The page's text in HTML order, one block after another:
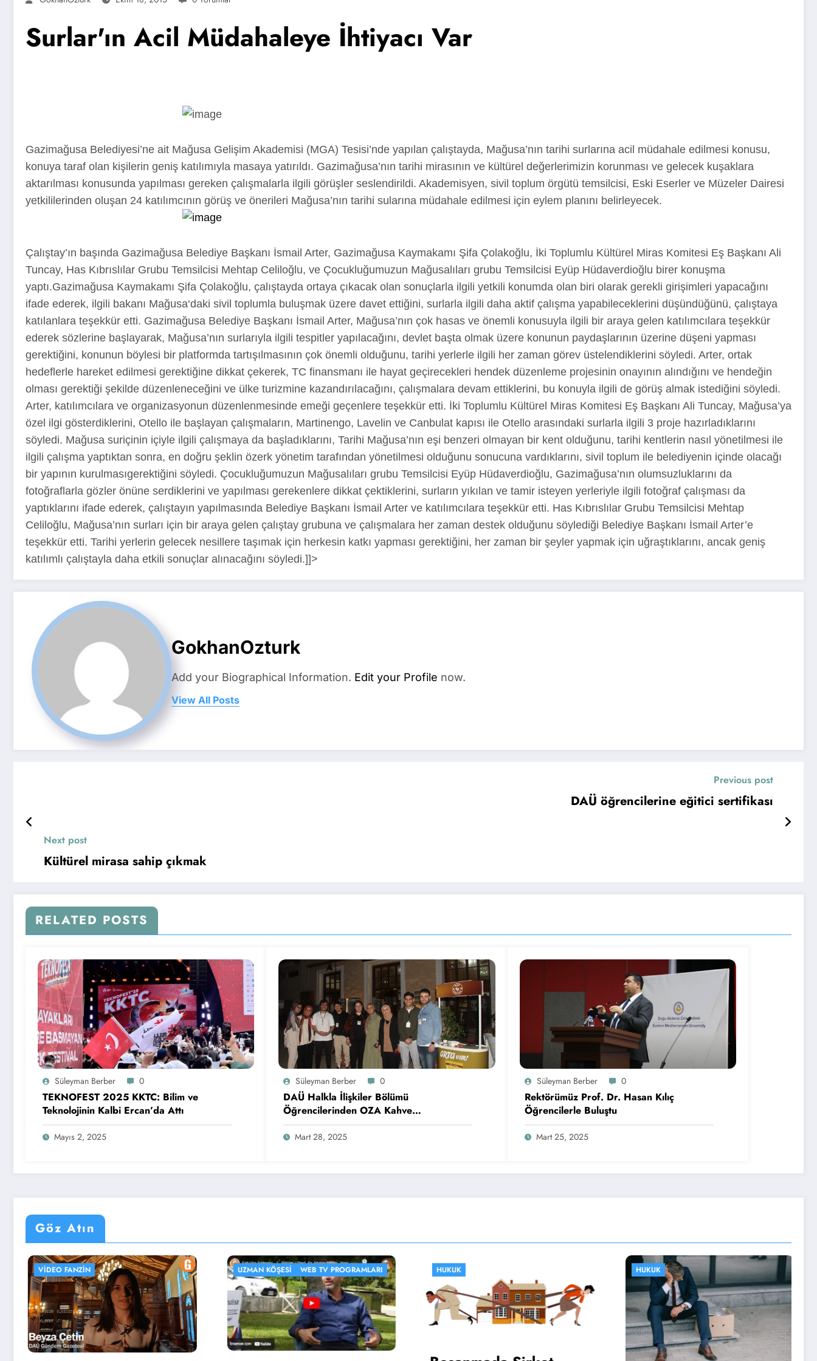
Surlar'ın Acil Müdahaleye İhtiyacı Var
Gazimağusa Belediyesi’ne ait Mağusa Gelişim Akademisi (MGA) Tesisi’nde yapılan çalıştayda, Mağusa’nın tarihi surlarına acil müdahale edilmesi konusu,
konuya taraf olan kişilerin geniş katılımıyla masaya yatırıldı. Gazimağusa’nın tarihi mirasının ve kültürel değerlerimizin korunması ve gelecek kuşaklara
aktarılması konusunda yapılması gereken çalışmalarla ilgili görüşler seslendirildi. Akademisyen, sivil toplum örgütü temsilcisi, Eski Eserler ve Müzeler Dairesi
yetkililerinden oluşan 24 katılımcının görüş ve önerileri Mağusa’nın tarihi sularına müdahale edilmesi için eylem planını belirleyecek.
Çalıştay’ın başında Gazimağusa Belediye Başkanı İsmail Arter, Gazimağusa Kaymakamı Şifa Çolakoğlu, İki Toplumlu Kültürel Miras Komitesi Eş Başkanı Ali
Tuncay, Has Kıbrıslılar Grubu Temsilcisi Mehtap Celiloğlu, ve Çocukluğumuzun Mağusalıları grubu Temsilcisi Eyüp Hüdaverdioğlu birer konuşma
yaptı.Gazimağusa Kaymakamı Şifa Çolakoğlu, çalıştayda ortaya çıkacak olan sonuçlarla ilgili yetkili konumda olan biri olarak gerekli girişimleri yapacağını
ifade ederek, ilgili bakanı Mağusa‘daki sivil toplumla buluşmak üzere davet ettiğini, surlarla ilgili daha aktif çalışma yapabileceklerini düşündüğünü, çalıştaya
katılanlara teşekkür etti. Gazimağusa Belediye Başkanı İsmail Arter, Mağusa’nın çok hasas ve önemli konusuyla ilgili bir araya gelen katılımcılara teşekkür
ederek sözlerine başlayarak, Mağusa’nın surlarıyla ilgili tespitler yapılacağını, devlet başta olmak üzere konunun paydaşlarının üzerine düşeni yapması
gerektiğini, konunun böylesi bir platformda tartışılmasının çok önemli olduğunu, tarihi yerlerle ilgili her zaman görev üstelendiklerini söyledi. Arter, ortak
hedeflerle hareket edilmesi gerektiğine dikkat çekerek, TC finansmanı ile hayat geçirecekleri hendek düzenleme projesinin onayının alındığını ve hendeğin
olması gerektiği şekilde düzenleneceğini ve ülke turizmine kazandırılacağını, çalışmalara devam ettiklerini, bu konuyla ilgili de görüş almak istediğini söyledi.
Arter, katılımcılara ve organizasyonun düzenlenmesinde emeği geçenlere teşekkür etti. İki Toplumlu Kültürel Miras Komitesi Eş Başkanı Ali Tuncay, Mağusa’ya
özel ilgi gösterdiklerini, Otello ile başlayan çalışmaların, Martinengo, Lavelin ve Canbulat kapısı ile Otello arasındaki surlarla ilgili 3 proje hazırladıklarını
söyledi. Mağusa suriçinin içiyle ilgili çalışmaya da başladıklarını, Tarihi Mağusa’nın eşi benzeri olmayan bir kent olduğunu, tarihi kentlerin nasıl yönetilmesi ile
ilgili çalışma yaptıktan sonra, en doğru şeklin özerk yönetim tarafından yönetilmesi olduğunu sonucuna vardıklarını, sivil toplum ile belediyenin içinde olacağı
bir yapının kurulmasıgerektiğini söyledi. Çocukluğumuzun Mağusalıları grubu Temsilcisi Eyüp Hüdaverdioğlu, Gazimağusa’nın olumsuzluklarını da
fotoğraflarla gözler önüne serdiklerini ve yapılması gerekenlere dikkat çektiklerini, surların yıkılan ve tamir isteyen yerleriyle ilgili fotoğraf çalışması da
yaptıklarını ifade ederek, çalıştayın yapılmasında Belediye Başkanı İsmail Arter ve katılımcılara teşekkür etti. Has Kıbrıslılar Grubu Temsilcisi Mehtap
Celiloğlu, Mağusa’nın surları için bir araya gelen çalıştay grubuna ve çalışmalara her zaman destek olduğunu söylediği Belediye Başkanı İsmail Arter’e
teşekkür etti. Tarihi yerlerin gelecek nesillere taşımak için herkesin katkı yapması gerektiğini, her zaman bir şeyler yapmak için uğraştıklarını, ancak geniş
katılımlı çalıştayla daha etkili sonuçlar alınacağını söyledi.]]>
GokhanOzturk
Add your Biographical Information. Edit your Profile now.
View All Posts
Previous post
DAÜ öğrencilerine eğitici sertifikası
Next post
Kültürel mirasa sahip çıkmak
RELATED POSTS
Süleyman Berber 0
TEKNOFEST 2025 KKTC: Bilim ve
Teknolojinin Kalbi Ercan’da Attı
Mayıs 2, 2025
Süleyman Berber 0
DAÜ Halkla İlişkiler Bölümü
Öğrencilerinden OZA Kahve
Sponsorluğunda Lezzetli Bir Etkinlik
Mart 28, 2025
Süleyman Berber 0
Rektörümüz Prof. Dr. Hasan Kılıç
Öğrencilerle Buluştu
Mart 25, 2025
Göz Atın
FANZIN UZMAN KÖŞESI WEB TV PROGRAMLARI HUKUK HUKUK